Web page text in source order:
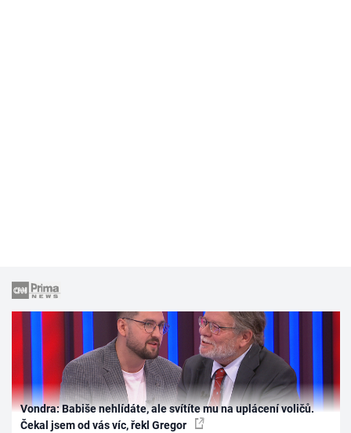
Vondra: Babiše nehlídáte, ale svítíte mu na uplácení voličů.
Čekal jsem od vás víc, řekl Gregor